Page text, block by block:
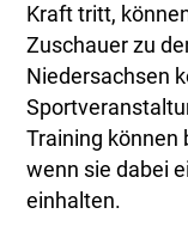
Kraft tritt,
Zuschauer zu
Niedersachsen
Training können
wenn sie dabei
einhalten.